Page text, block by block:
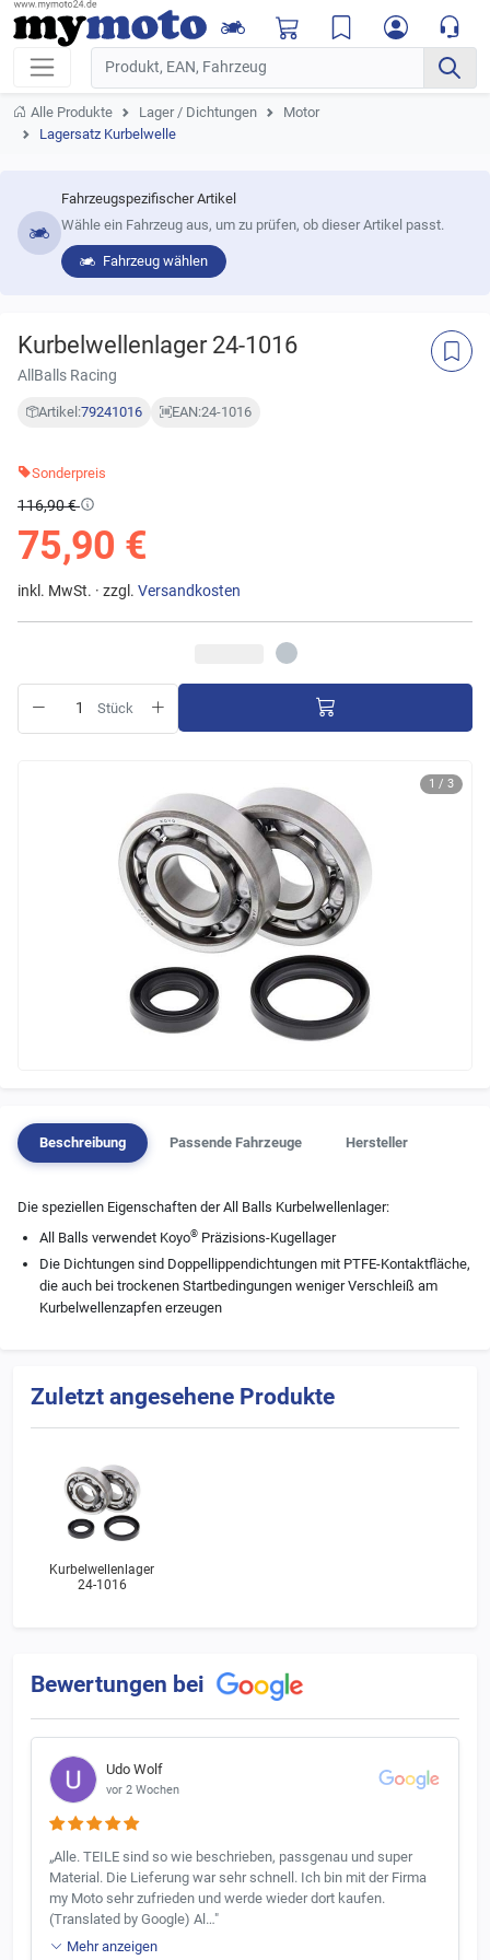
Alle Produkte Lager / Dichtungen
Motor
Lagersatz Kurbelwelle
Fahrzeugspezifischer Artikel
Wähle ein Fahrzeug aus, um zu prüfen, ob dieser Artikel passt.
Fahrzeug wählen
Kurbelwellenlager 24-1016
AllBalls Racing
Artikel:79241016 EAN:24-1016
1 / 3
Sonderpreis
116,90 €
75,90 €
inkl. MwSt. · zzgl. Versandkosten
Stück
Beschreibung Passende Fahrzeuge Hersteller
Die speziellen Eigenschaften der All Balls Kurbelwellenlager:
All Balls verwendet Koyo® Präzisions-Kugellager
Die Dichtungen sind Doppellippendichtungen mit PTFE-Kontaktfläche,
die auch bei trockenen Startbedingungen weniger Verschleiß am
Kurbelwellenzapfen erzeugen
Zuletzt angesehene Produkte
Kurbelwellenlager
24-1016
Bewertungen bei
Udo Wolf
vor 2 Wochen
„Alle. TEILE sind so wie beschrieben, passgenau und super
Material. Die Lieferung war sehr schnell. Ich bin mit der Firma
my Moto sehr zufrieden und werde wieder dort kaufen.
(Translated by Google) Al…"
Mehr anzeigen